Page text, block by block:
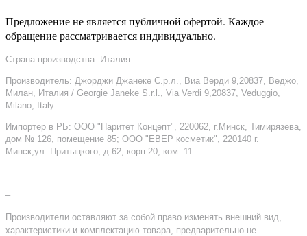
Предложение не является публичной офертой. Каждое
обращение рассматривается индивидуально.
Страна производства: Италия
Производитель: Джорджи Джанеке С.р.л., Виа Верди 9,20837, Веджо,
Милан, Италия / Georgie Janeke S.r.l., Via Verdi 9,20837, Veduggio,
Milano, Italy
Импортер в РБ: ООО "Паритет Концепт", 220062, г.Минск, Тимирязева,
дом № 126, помещение 85; ООО "ЕВЕР косметик", 220140 г.
Минск,ул. Притыцкого, д.62, корп.20, ком. 11
–
Производители оставляют за собой право изменять внешний вид,
характеристики и комплектацию товара, предварительно не